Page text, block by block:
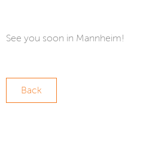
See you soon in Mannheim!
Back